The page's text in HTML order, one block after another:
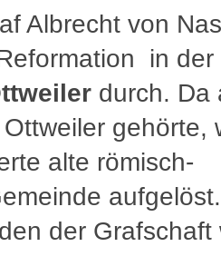
Albrecht von
in der
durch. Da
gehörte,
alte römisch-
der Grafschaft